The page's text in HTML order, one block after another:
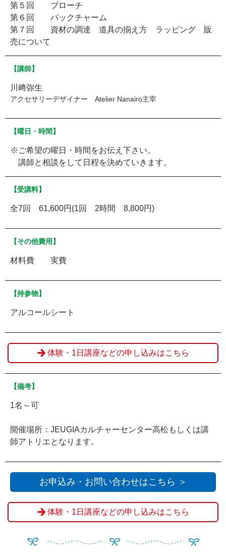
第５回 ブローチ
第６回 バックチャーム
第７回 資材の調達 道具の揃え方 ラッピング 販
売について
【講師】
川﨑弥生
アクセサリーデザイナー Atelier Nanairo主宰
【曜日・時間】
※ご希望の曜日・時間をお伝え下さい。
講師と相談をして日程を決めていきます。
【受講料】
全7回 61,600円(1回 2時間 8,800円)
【その他費用】
材料費 実費
【持参物】
アルコールシート
体験・1日講座などの申し込みはこちら
【備考】
1名～可
開催場所：JEUGIAカルチャーセンター高松もしくは講
師アトリエとなります。
お申込み・お問い合わせはこちら ＞
体験・1日講座などの申し込みはこちら